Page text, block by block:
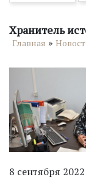
Хранитель
Главная »
8 сентября 2022